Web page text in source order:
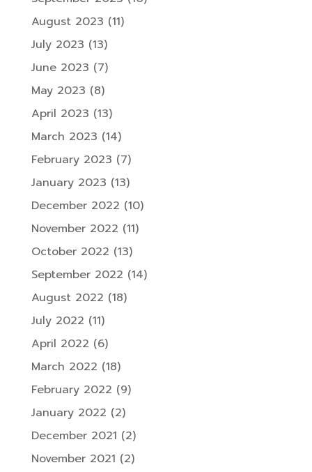
August 2023 (11)
July 2023 (13)
June 2023 (7)
May 2023 (8)
April 2023 (13)
March 2023 (14)
February 2023 (7)
January 2023 (13)
December 2022 (10)
November 2022 (11)
October 2022 (13)
September 2022 (14)
August 2022 (18)
July 2022 (11)
April 2022 (6)
March 2022 (18)
February 2022 (9)
January 2022 (2)
December 2021 (2)
November 2021 (2)